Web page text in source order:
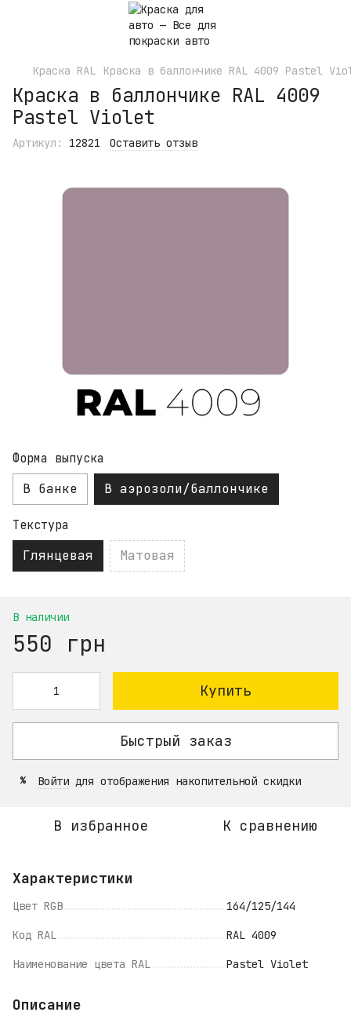
Краска RAL Краска в баллончике RAL 4009 Pastel
Краска в баллончике RAL 4009
Pastel Violet
Артикул: 12821 Оставить отзыв
Форма выпуска
В банке В аэрозоли/баллончике
Текстура
Глянцевая Матовая
В наличии
550 грн
Купить
Быстрый заказ
% Войти для отображения накопительной скидки
В избранное К сравнению
Характеристики
Цвет RGB 164/125/144
Код RAL RAL 4009
Наименование цвета RAL Pastel Violet
Описание